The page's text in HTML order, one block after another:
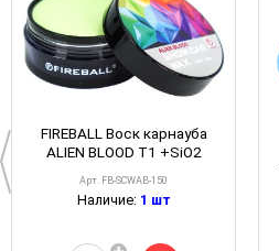
FIREBALL Воск карнауба
ALIEN BLOOD T1 +SiO2
Арт. FB-SCWAB-150
Наличие: 1 шт